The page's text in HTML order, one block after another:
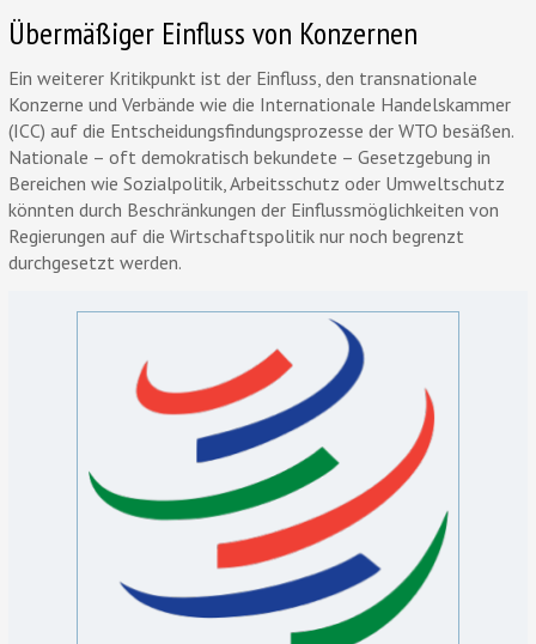
Übermäßiger Einfluss von Konzernen
Ein weiterer Kritikpunkt ist der Einfluss, den transnationale
Konzerne und Verbände wie die Internationale Handelskammer
(ICC) auf die Entscheidungsfindungsprozesse der WTO besäßen.
Nationale – oft demokratisch bekundete – Gesetzgebung in
Bereichen wie Sozialpolitik, Arbeitsschutz oder Umweltschutz
könnten durch Beschränkungen der Einflussmöglichkeiten von
Regierungen auf die Wirtschaftspolitik nur noch begrenzt
durchgesetzt werden.